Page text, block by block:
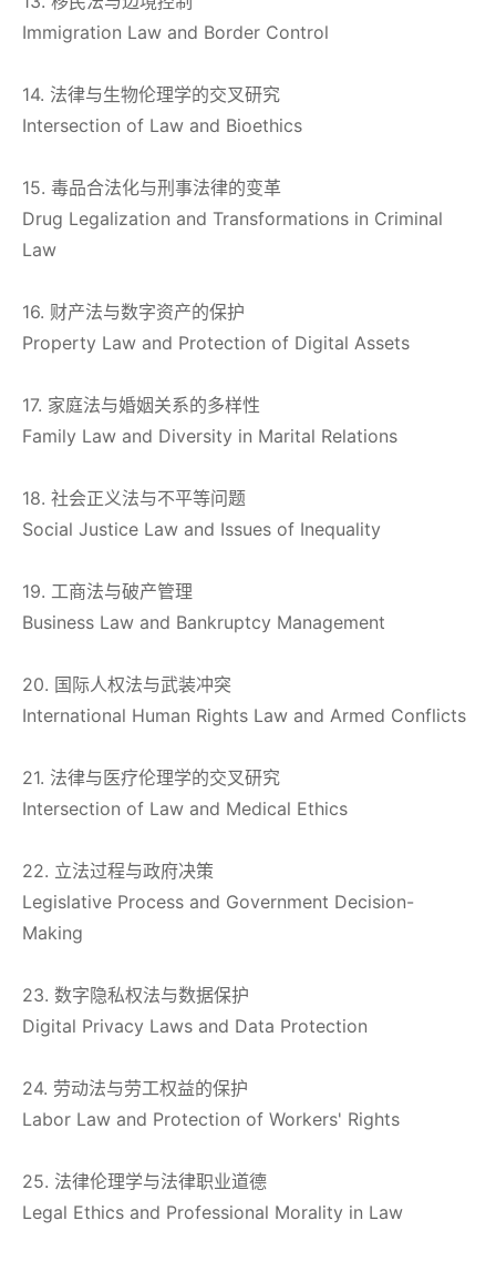
Immigration Law and Border Control
14. 法律与生物伦理学的交叉研究
Intersection of Law and Bioethics
15. 毒品合法化与刑事法律的变革
Drug Legalization and Transformations in Criminal
Law
16. 财产法与数字资产的保护
Property Law and Protection of Digital Assets
17. 家庭法与婚姻关系的多样性
Family Law and Diversity in Marital Relations
18. 社会正义法与不平等问题
Social Justice Law and Issues of Inequality
19. 工商法与破产管理
Business Law and Bankruptcy Management
20. 国际人权法与武装冲突
International Human Rights Law and Armed Conflicts
21. 法律与医疗伦理学的交叉研究
Intersection of Law and Medical Ethics
22. 立法过程与政府决策
Legislative Process and Government Decision-
Making
23. 数字隐私权法与数据保护
Digital Privacy Laws and Data Protection
24. 劳动法与劳工权益的保护
Labor Law and Protection of Workers' Rights
25. 法律伦理学与法律职业道德
Legal Ethics and Professional Morality in Law